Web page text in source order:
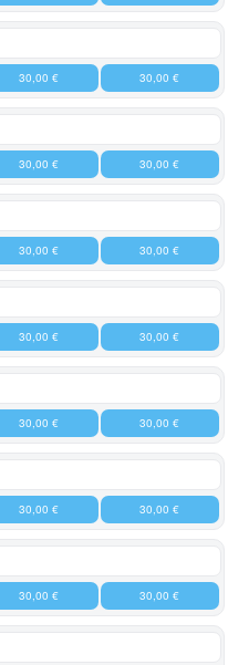
30,00 € 30,00 €
30,00 € 30,00 €
30,00 € 30,00 €
30,00 € 30,00 €
30,00 € 30,00 €
30,00 € 30,00 €
30,00 € 30,00 €